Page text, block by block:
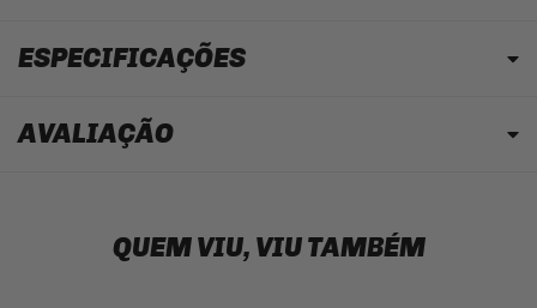
ESPECIFICAÇÕES
AVALIAÇÃO
QUEM VIU, VIU TAMBÉM